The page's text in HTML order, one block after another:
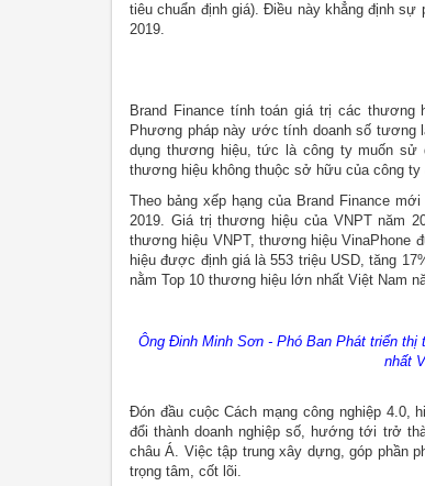
tiêu chuẩn định giá). Điều này khẳng định
2019.
Brand Finance tính toán giá trị các thương
Phương pháp này ước tính doanh số
dụng thương hiệu, tức là công ty muốn
thương hiệu không thuộc sở hữu của công ty
Theo bảng xếp hạng của Brand Finance
2019. Giá trị thương hiệu của VNPT năm
thương hiệu VNPT, thương hiệu VinaPhone
hiệu được định giá là 553 triệu USD, tăng
nằm Top 10 thương hiệu lớn nhất Việt Nam
Ông Đinh Minh Sơn - Phó Ban Phát triển thị
nhất
Đón đầu cuộc Cách mạng công nghiệp 4.0,
đổi thành doanh nghiệp số, hướng tới trở
châu Á. Việc tập trung xây dựng, góp phần
trọng tâm, cốt lõi.